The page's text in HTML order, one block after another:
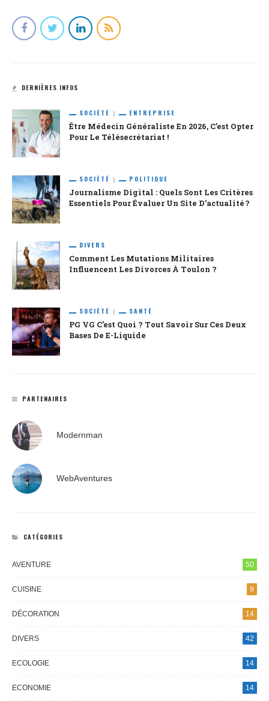
DERNIÈRES INFOS
SOCIÉTÉ ENTREPRISE
Être Médecin Généraliste En 2026, C’est Opter
Pour Le Télésecrétariat !
SOCIÉTÉ POLITIQUE
Journalisme Digital : Quels Sont Les Critères
Essentiels Pour Évaluer Un Site D’actualité ?
DIVERS
Comment Les Mutations Militaires
Influencent Les Divorces À Toulon ?
SOCIÉTÉ SANTÉ
PG VG C’est Quoi ? Tout Savoir Sur Ces Deux
Bases De E-Liquide
PARTENAIRES
Modernman
WebAventures
CATÉGORIES
AVENTURE 50
CUISINE 9
DÉCORATION 14
DIVERS 42
ECOLOGIE 14
ECONOMIE 14